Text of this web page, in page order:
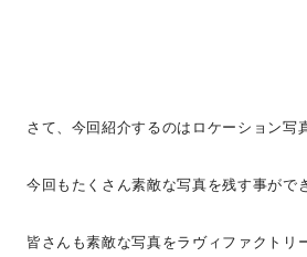
さて、今回紹介するのはロケーション写
今回もたくさん素敵な写真を残す事がで
皆さんも素敵な写真をラヴィファクトリ